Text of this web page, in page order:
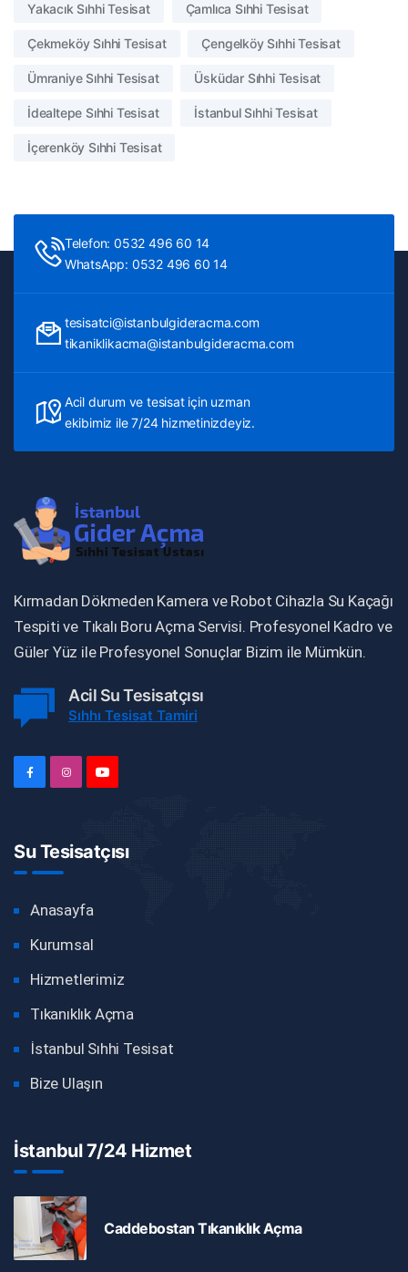
Yakacık Sıhhi Tesisat Çamlıca Sıhhi Tesisat
Çekmeköy Sıhhi Tesisat Çengelköy Sıhhi Tesisat
Ümraniye Sıhhi Tesisat Üsküdar Sıhhi Tesisat
İdealtepe Sıhhi Tesisat İstanbul Sıhhi Tesisat
İçerenköy Sıhhi Tesisat
Telefon: 0532 496 60 14
WhatsApp: 0532 496 60 14
tesisatci@istanbulgideracma.com
tikaniklikacma@istanbulgideracma.com
Acil durum ve tesisat için uzman
ekibimiz ile 7/24 hizmetinizdeyiz.
Kırmadan Dökmeden Kamera ve Robot Cihazla Su Kaçağı
Tespiti ve Tıkalı Boru Açma Servisi. Profesyonel Kadro ve
Güler Yüz ile Profesyonel Sonuçlar Bizim ile Mümkün.
Acil Su Tesisatçısı
Sıhhı Tesisat Tamiri
Su Tesisatçısı
Anasayfa
Kurumsal
Hizmetlerimiz
Tıkanıklık Açma
İstanbul Sıhhi Tesisat
Bize Ulaşın
İstanbul 7/24 Hizmet
Caddebostan Tıkanıklık Açma